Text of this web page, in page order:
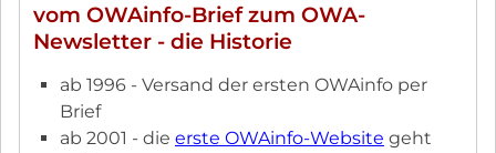
vom OWAinfo-Brief zum OWA-
Newsletter - die Historie
ab 1996 - Versand der ersten OWAinfo per
Brief
ab 2001 - die erste OWAinfo-Website geht